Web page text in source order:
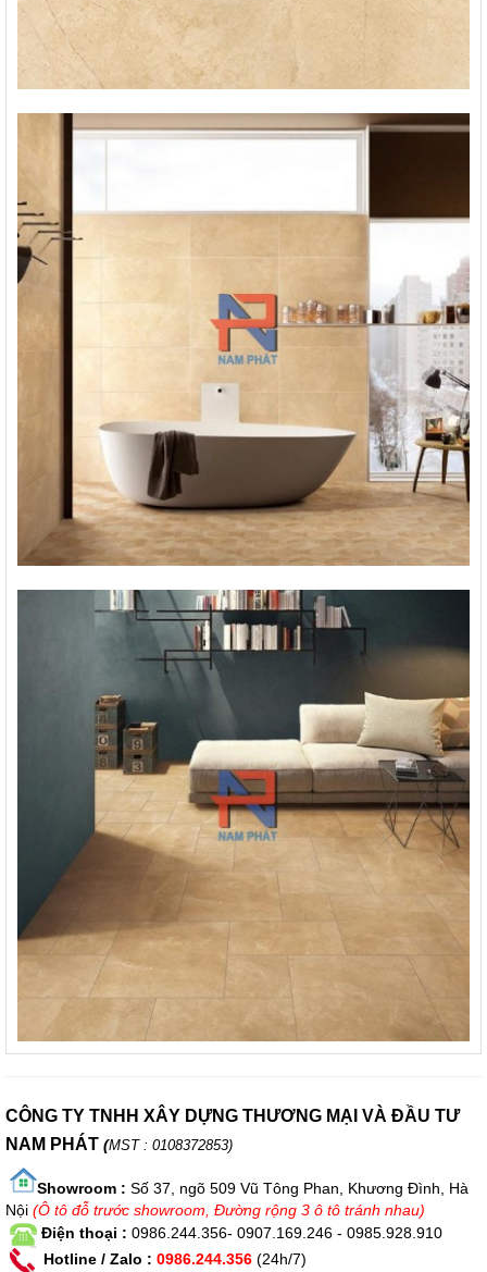
CÔNG TY TNHH XÂY DỰNG THƯƠNG MẠI VÀ ĐẦU TƯ
NAM PHÁT (MST : 0108372853)
Showroom : Số 37, ngõ 509 Vũ Tông Phan, Khương Đình, Hà
Nội (Ô tô đỗ trước showroom, Đường rộng 3 ô tô tránh nhau)
Điện thoại : 0986.244.356- 0907.169.246 - 0985.928.910
Hotline / Zalo : 0986.244.356 (24h/7)